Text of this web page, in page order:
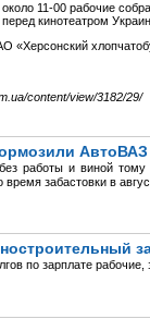
около 11-00 рабочие
кинотеатром
«Херсонский
content/view/3182/29/
АвтоВАЗ
работы и виной
забастовки в
по зарплате